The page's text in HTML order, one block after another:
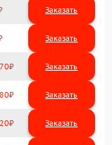
Заказать
Заказать